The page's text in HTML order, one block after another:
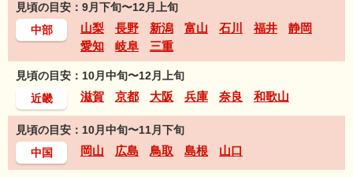
見頃の目安：9月下旬〜12月上旬
中部
山梨 長野 新潟 富山 石川 福井
静岡
愛知
岐阜 三重
見頃の目安：10月中旬〜12月上旬
近畿
滋賀 京都 大阪 兵庫 奈良 和歌山
見頃の目安：10月中旬〜11月下旬
中国
岡山 広島 鳥取 島根 山口